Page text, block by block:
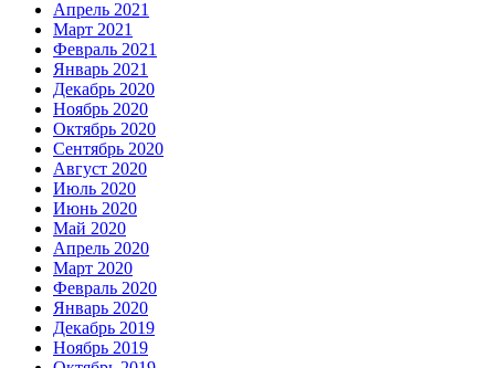
Апрель 2021
Март 2021
Февраль 2021
Январь 2021
Декабрь 2020
Ноябрь 2020
Октябрь 2020
Сентябрь 2020
Август 2020
Июль 2020
Июнь 2020
Май 2020
Апрель 2020
Март 2020
Февраль 2020
Январь 2020
Декабрь 2019
Ноябрь 2019